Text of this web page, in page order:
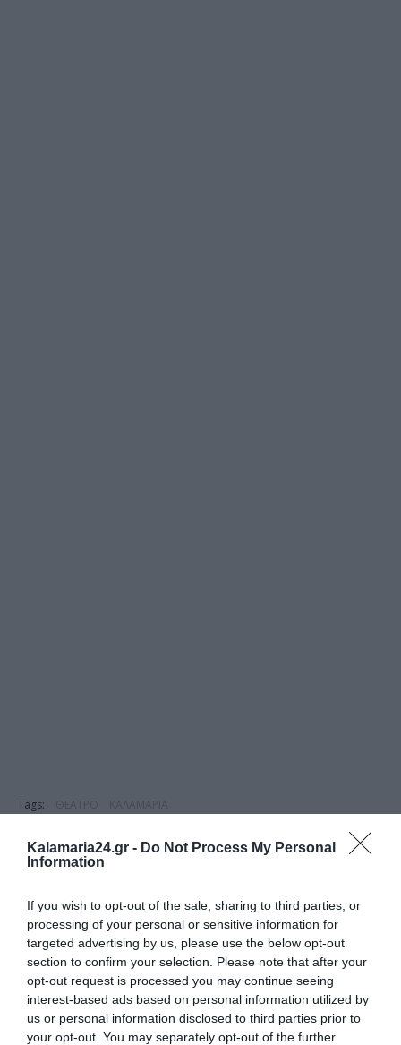
Kalamaria24.gr - Do Not Process My Personal
Information
If you wish to opt-out of the sale, sharing to third parties, or
processing of your personal or sensitive information for
targeted advertising by us, please use the below opt-out
section to confirm your selection. Please note that after your
opt-out request is processed you may continue seeing
interest-based ads based on personal information utilized by
us or personal information disclosed to third parties prior to
your opt-out. You may separately opt-out of the further
Tags:
ΔΗΜΟΣΊΕΥΣΗ ΣΧΟΛΊΟΥ
0 Σχόλια